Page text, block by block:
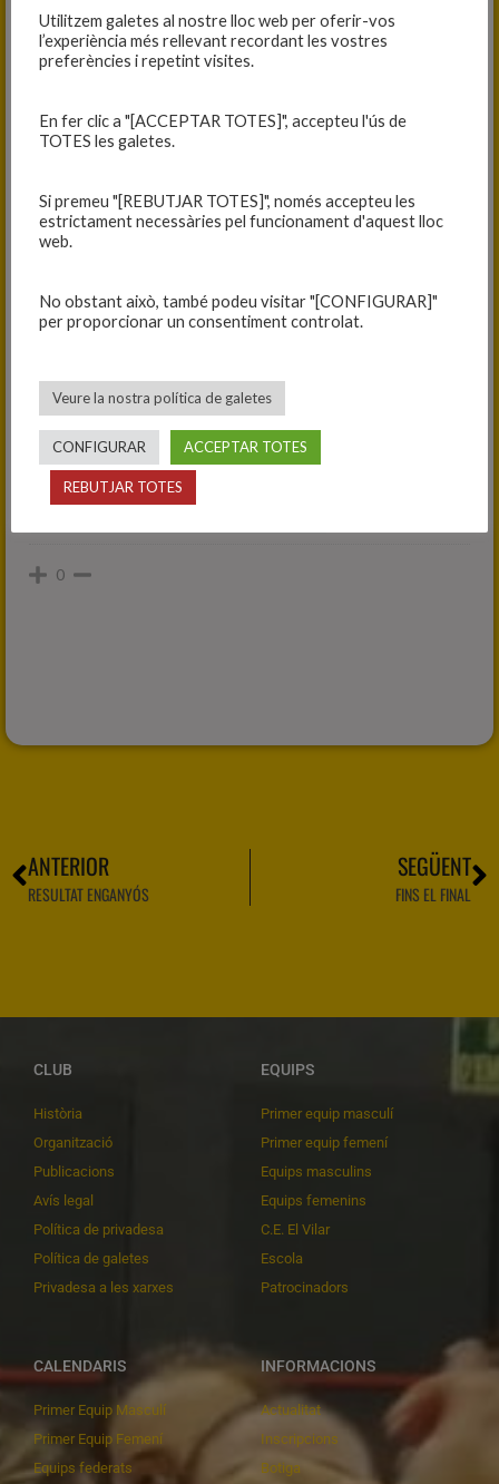
Antics
Lucía pantera 6 mesos fa
m’agradaria dir que aquest partit va ser molt emocionant y
les nostres entrenadores van estar molt contentas ah, y per
ultim vuig dir que molt bona crónica,fins aquí el meu
0
ANTERIOR
RESULTAT ENGANYÓS
SEGÜENT
FINS EL FINAL
CLUB
Història
Organització
Publicacions
Avís legal
Política de privadesa
Política de galetes
Privadesa a les xarxes
EQUIPS
Primer equip masculí
Primer equip femení
Equips masculins
Equips femenins
C.E. El Vilar
Escola
Patrocinadors
CALENDARIS
Primer Equip Masculí
Primer Equip Femení
Equips federats
INFORMACIONS
Actualitat
Inscripcions
Botiga
Utilitzem galetes al nostre lloc web per oferir-vos
l’experiència més rellevant recordant les vostres
preferències i repetint visites.
En fer clic a "[ACCEPTAR TOTES]", accepteu l'ús de
TOTES les galetes.
Si premeu "[REBUTJAR TOTES]", només accepteu les
estrictament necessàries pel funcionament d'aquest lloc
web.
No obstant això, també podeu visitar "[CONFIGURAR]"
per proporcionar un consentiment controlat.
Veure la nostra política de galetes
CONFIGURAR ACCEPTAR TOTES
REBUTJAR TOTES